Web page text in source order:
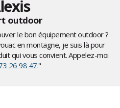
outdoor
le bon équipement outdoor ?
en montagne, je suis là pour
qui vous convient. Appelez-moi
26 98 47."